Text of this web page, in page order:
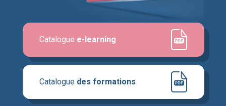
Catalogue des formations
Catalogue e-learning